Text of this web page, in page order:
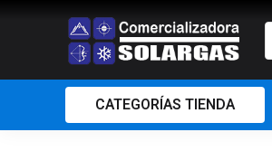
CATEGORÍAS TIENDA